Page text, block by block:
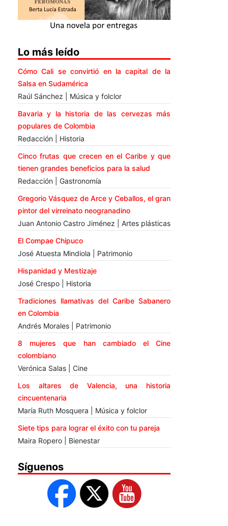
Lo más leído
Cómo Cali se convirtió en la capital de la
Salsa en Sudamérica
Raúl Sánchez | Música y folclor
Bavaria y la historia de las cervezas más
populares de Colombia
Redacción | Historia
Cinco frutas que crecen en el Caribe y que
tienen grandes beneficios para la salud
Redacción | Gastronomía
Gregorio Vásquez de Arce y Ceballos, el gran
pintor del virreinato neogranadino
Juan Antonio Castro Jiménez | Artes plásticas
El Compae Chipuco
José Atuesta Mindiola | Patrimonio
Hispanidad y Mestizaje
José Crespo | Historia
Tradiciones llamativas del Caribe Sabanero
en Colombia
Andrés Morales | Patrimonio
8 mujeres que han cambiado el Cine
colombiano
Verónica Salas | Cine
Los altares de Valencia, una historia
cincuentenaria
María Ruth Mosquera | Música y folclor
Siete tips para lograr el éxito con tu pareja
Maira Ropero | Bienestar
Síguenos